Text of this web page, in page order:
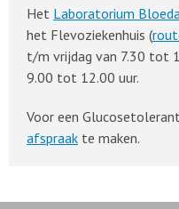
Het Laboratorium
het Flevoziekenhuis (
t/m vrijdag van 7.30 tot
9.00 tot 12.00 uur.
Voor een
afspraak te maken.